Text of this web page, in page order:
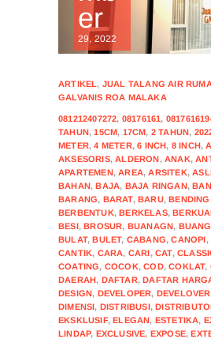
er
29, 2022
ARTIKEL, JUAL TALANG AIR
GALVANIS ROA MALAKA
081212407272, 08176161,
TAHUN,15CM, 17CM, 2 TAHUN,
METER,4 METER,6 INCH, 8 INCH,
AKSESORIS,ALDERON,ANAK,
APARTEMEN,AREA,ARSITEK,
BAHAN,BAJA, BAJA RINGAN,
BARANG, BARAT,BARU,BENDING
BERBENTUK,BERKELAS,
BESI,BROSUR, BUANAGN,
BULAT,BULET, CABANG,CANOPI,
CANTIK, CARA, CARI,CAT,
COATING, COCOK,COD,COKLAT,
DAERAH, DAFTAR,DAFTAR
DESIGN, DEVELOPER, DEVELOVER
DIMENSI, DISTRIBUSI,
EKSKLUSIF,ELEGAN, ESTETIKA,
LINDAP, EXCLUSIVE, EXPOSE,